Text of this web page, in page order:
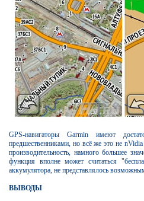
GPS-навигаторы Garmin имеют
предшественниками, но всё же это не
производительность, намного большее
функция вполне может считаться
аккумулятора, не представлялось
ВЫВОДЫ